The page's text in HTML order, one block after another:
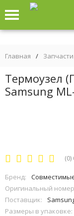
Главная /
Термоузел
Samsung
(0)
Бренд:
Оригинальный
Поставщик:
Размеры в упаковке: